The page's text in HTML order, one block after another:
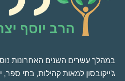
במהלך עשרים השנים האחרונות
ג'ייקובסון למאות קהילות, בתי ספר,